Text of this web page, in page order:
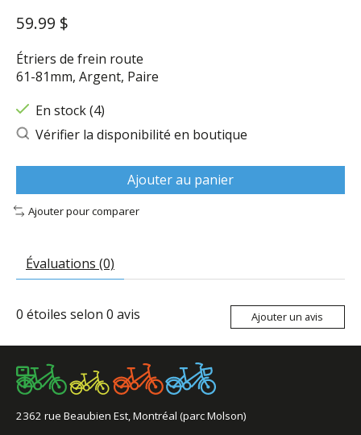
59.99 $
Étriers de frein route
61-81mm, Argent, Paire
En stock (4)
Vérifier la disponibilité en boutique
Ajouter au panier
Ajouter pour comparer
Évaluations (0)
0 étoiles selon 0 avis Ajouter un avis
2362 rue Beaubien Est, Montréal (parc Molson)